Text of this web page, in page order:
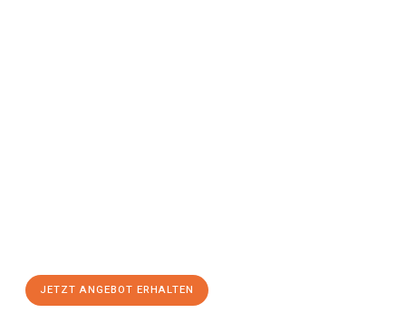
JETZT ANGEBOT ERHALTEN